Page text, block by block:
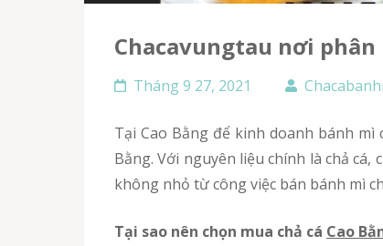
Chacavungtau nơi
Tháng 9 27, 2021
Tại Cao Bằng để kinh doanh bánh mì chả cá nóng có hiệu quả cao, việc đầu tiên bạn cần thực hiện đó là tìm cơ sở bỏ sỉ chả cá mối giá rẻ ở Cao
Bằng. Với nguyên liệu chính là chả
không nhỏ từ công việc bán bánh mì
Tại sao nên chọn mua chả cá Cao